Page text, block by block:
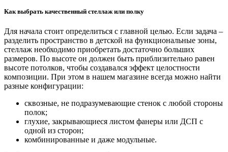
Как выбрать качественный стеллаж или полку
Для начала стоит определиться с главной целью. Если задача –
разделить пространство в детской на функциональные зоны,
стеллаж необходимо приобретать достаточно больших
размеров. По высоте он должен быть приблизительно равен
высоте потолков, чтобы создавался эффект целостности
композиции. При этом в нашем магазине всегда можно найти
разные конфигурации:
сквозные, не подразумевающие стенок с любой стороны
полок;
глухие, закрывающиеся листом фанеры или ДСП с
одной из сторон;
комбинированные и даже модульные.